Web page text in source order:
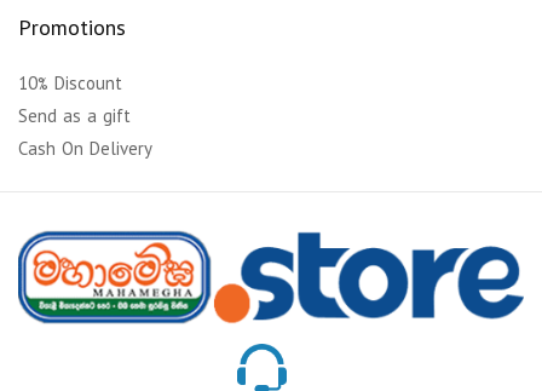
Promotions
10% Discount
Send as a gift
Cash On Delivery